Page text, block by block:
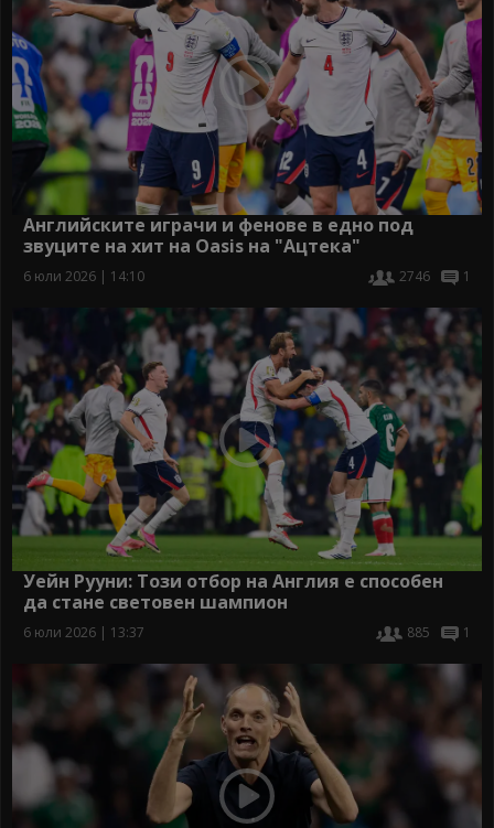
Английските играчи и фенове в едно под
звуците на хит на Oasis на "Ацтека"
6 юли 2026 | 14:10 2746 1
Уейн Рууни: Този отбор на Англия е способен
да стане световен шампион
6 юли 2026 | 13:37 885 1